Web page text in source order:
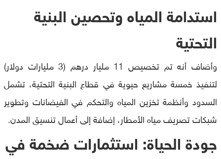
استدامة المياه وتحصين البنية
التحتية
وأضاف أنه تم تخصيص 11 مليار درهم (3 مليارات دولار)
لتنفيذ خمسة مشاريع حيوية في قطاع البنية التحتية، تشمل
السدود وأنظمة تخزين المياه والتحكم في الفيضانات وتطوير
شبكات تصريف مياه الأمطار، إضافة إلى أعمال تنسيق المدن.
جودة الحياة: استثمارات ضخمة في